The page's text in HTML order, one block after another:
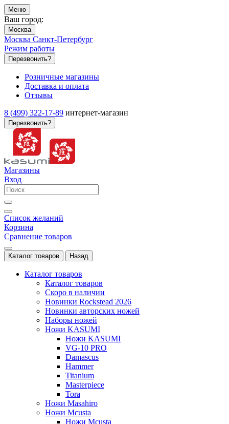
Меню
Ваш город:
Москва
Москва Санкт-Петербург
Режим работы
Перезвонить?
Розничные магазины
Доставка и оплата
Отзывы
8 (499) 322-17-89 интернет-магазин
Перезвонить?
Магазины
Вход
Список желаний
Корзина
Сравнение товаров
Каталог товаров Назад
Каталог товаров
Каталог товаров
Скоро в наличии
Новинки Rockstead 2026
Новинки авторских ножей
Наборы ножей
Ножи KASUMI
Ножи KASUMI
VG-10 PRO
Damascus
Hammer
Titanium
Masterpiece
Tora
Ножи Masahiro
Ножи Mcusta
Ножи Mcusta